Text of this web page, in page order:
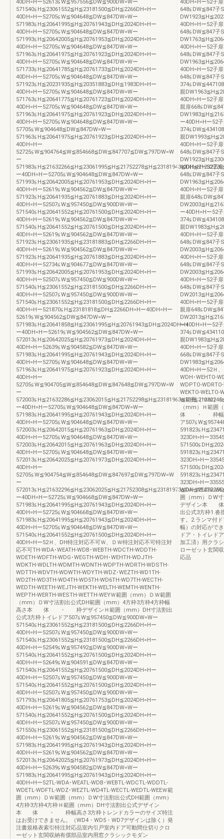
40DH=Hー52613≦W≦957556≦DW≦900DW=Wー
571540≦H≦23061552≦H≦23181500≦DH≦2266DH=Hー
40DH=Hー52705≦W≦904648≦DW≦847DW=Wー
571983≦H≦20641995≦H≦20761943≦DH≦2024DH=Hー
40DH=Hー52705≦W≦904648≦DW≦847DW=Wー
571993≦H≦20642005≦H≦20761953≦DH≦2024DH=Hー
40DH=Hー52705≦W≦904648≦DW≦847DW=Wー
571963≦H≦20641975≦H≦20761923≦DH≦2024DH=Hー
40DH=Hー52705≦W≦904648≦DW≦847DW=Wー
571733≦H≦20641785≦H≦20761733≦DH≦2024DH=Hー
40DH=Hー52705≦W≦904648≦DW≦847DW=Wー
571923≦H≦20231935≦H≦20351883≦DH≦1983DH=Hー
40DH=Hー52705≦W≦904648≦DW≦847DW=Wー
571763≦H≦20641775≦H≦20761723≦DH≦2024DH=Hー
40DH=Hー52705≦W≦904648≦DW≦847DW=Wー
571963≦H≦20641975≦H≦20761923≦DH≦2024DH=Hー
40DH=Hー52705≦W≦904648≦DW≦847DW=Wー
57705≦W≦904648≦DW≦847DW=Wー
571963≦H≦20641975≦H≦20761923≦DH≦2024DH=Hー
40DH=Hー
52725≦W≦904764≦W≦854668≦DW≦847707≦DW≦797DW=W
ー
ー40DH=Hー52705≦W≦904648≦DW≦847DW=Wー
571993≦H≦20642005≦H≦20761953≦DH≦2024DH=Hー
40DH=Hー52619≦W≦904562≦DW≦847DW=Wー
571923≦H≦20641935≦H≦20761883≦DH≦2024DH=Hー
40DH=Hー52507≦W≦957450≦DW≦900DW=Wー
571540≦H≦20641552≦H≦20761500≦DH≦2024DH=Hー
40DH=Hー52619≦W≦904562≦DW≦847DW=Wー
571540≦H≦20641552≦H≦20761500≦DH≦2024DH=Hー
40DH=Hー52619≦W≦904562≦DW≦847DW=Wー
571923≦H≦23061935≦H≦23181883≦DH≦2266DH=Hー
40DH=Hー52619≦W≦904562≦DW≦847DW=Wー
571923≦H≦20641935≦H≦20761883≦DH≦2024DH=Hー
40DH=Hー52734≦W≦904677≦DW≦847DW=Wー
571993≦H≦20642005≦H≦20761953≦DH≦2024DH=Hー
40DH=Hー52507≦W≦957450≦DW≦900DW=Wー
571540≦H≦23061552≦H≦23181500≦DH≦2266DH=Hー
40DH=Hー52507≦W≦957450≦DW≦900DW=Wー
571540≦H≦23061552≦H≦23181500≦DH≦2266DH=Hー
40DH=Hー521870≦H≦23181818≦DH≦2266DH=Hー40DH=Hー
52619≦W≦904562≦DW≦847DW=Wー
571983≦H≦20641858≦H≦23061995≦H≦20761943≦DH≦2024DH=H
ー40DH=Hー52619≦W≦904562≦DW≦847DW=Wー
572013≦H≦20642025≦H≦20761973≦DH≦2024DH=Hー
40DH=Hー52639≦W≦904582≦DW≦847DW=Wー
571983≦H≦20641995≦H≦20761943≦DH≦2024DH=Hー
40DH=Hー52705≦W≦904648≦DW≦847DW=Wー
571963≦H≦20641975≦H≦20761923≦DH≦2024DH=Hー
40DH=Hー
52705≦W≦904705≦W≦854648≦DW≦847648≦DW≦797DW=W
ー
ー40DH=Hー52705≦W≦904648≦DW≦847DW=Wー
571983≦H≦20641995≦H≦20761943≦DH≦2024DH=Hー
40DH=Hー52705≦W≦904648≦DW≦847DW=Wー
572003≦H≦20642015≦H≦20761963≦DH≦2024DH=Hー
40DH=Hー52705≦W≦904648≦DW≦847DW=Wー
572003≦H≦20642015≦H≦20761963≦DH≦2024DH=Hー
40DH=Hー52705≦W≦904648≦DW≦847DW=Wー
572013≦H≦20642025≦H≦20761973≦DH≦2024DH=Hー
40DH=Hー
52705≦W≦904754≦W≦854648≦DW≦847697≦DW≦797DW=W
ー
ー40DH=Hー52725≦W≦904668≦DW≦847DW=Wー
571983≦H≦20641995≦H≦20761943≦DH≦2024DH=Hー
40DH=Hー52725≦W≦904668≦DW≦847DW=Wー
571983≦H≦20641995≦H≦20761943≦DH≦2024DH=Hー
40DH=Hー52705≦W≦904648≦DW≦847DW=Wー
571540≦H≦20641552≦H≦20761500≦DH≦2024DH=Hー
40DH=Hー52Ｈ、DH特注対応不可Ｗ、ＤＷ特注対応不可特注対
応不可TH-WDA･WEATH-WDB･WEBTH-WDCTH-WDDTH-
WDETH-WDFTH-WDG･WEGTH-WDH･WEHTH-WDJTH-
WDKTH-WDLTH-WDMTH-WDNTH-WDPTH-WDRTH-WDSTH-
WDTTH-WDVTH-WDWTH-WDYTH-WDZ･WEZTH-WD1TH-
WD2TH-WD3TH-WD4TH-WD5TH-WD6TH-WD7TH-WECTH-
WEDTH-WEETH-WEJTH-WEKTH-WELTH-WEMTH-WENTH-
WEPTH-WERTH-WESTH-WETTH-WEYＷ範囲（mm）ＤＷ範囲
（mm）ＤW寸法割出公式DH範囲（mm）4方枠3方枠4方枠幅
高さ本 体 ・ 枠デザインＨ範囲（mm）DH寸法割出
公式3方枠トイレドア507≦W≦957450≦DW≦900DW=Wー
571540≦H≦23061552≦H≦23181500≦DH≦2266DH=Hー
40DH=Hー52507≦W≦957450≦DW≦900DW=Wー
571540≦H≦23061552≦H≦23181500≦DH≦2266DH=Hー
40DH=Hー52549≦W≦957492≦DW≦900DW=Wー
571540≦H≦20641552≦H≦20761500≦DH≦2024DH=Hー
40DH=Hー52649≦W≦904591≦DW≦847DW=Wー
571540≦H≦20641552≦H≦20761500≦DH≦2024DH=Hー
40DH=Hー52507≦W≦957450≦DW≦900DW=Wー
571540≦H≦20641552≦H≦20761500≦DH≦2024DH=Hー
40DH=Hー52507≦W≦957450≦DW≦900DW=Wー
571793≦H≦20641805≦H≦20761753≦DH≦2024DH=Hー
40DH=Hー52619≦W≦904562≦DW≦847DW=Wー
571540≦H≦20641552≦H≦20761500≦DH≦2024DH=Hー
40DH=Hー52507≦W≦957450≦DW≦900DW=Wー
571550≦H≦23061552≦H≦23181500≦DH≦2266DH=Hー
40DH=Hー52619≦W≦904562≦DW≦847DW=Wー
571983≦H≦20641995≦H≦20761943≦DH≦2024DH=Hー
40DH=Hー52619≦W≦904562≦DW≦847DW=Wー
572013≦H≦20642025≦H≦20761973≦DH≦2024DH=Hー
40DH=Hー52639≦W≦904582≦DW≦847DW=Wー
571983≦H≦20641995≦H≦20761943≦DH≦2024DH=Hー
40DH=Hー52TL-WDA･WEATL-WDB･WEBTL-WDCTL-WDDTL-
WDETL-WDFTL-WDZ･WEZTL-WD4TL-WECTL-WEDTL-WEEＷ範
囲（mm）ＤＷ範囲（mm）ＤW寸法割出公式DH範囲（mm）
4方枠3方枠4方枠Ｈ範囲（mm）DH寸法割出公式デザイン
本 体 ・ 枠幅高さ3方枠トレンドカラーのサイズ特注
はお受けできません。（WD4・WD5・WD7デザインは除く）発
注書規格表索引特注対応品室内引戸室内ドア可動間仕切りクロ
ーゼット玄関収納有償部品室内用窓クラシックモダン
40DH=Hー52子
648≦DW≦847子
40DH=Hー52子
648≦DW≦847子
40DH=Hー52子
648≦DW≦847子
40DH=Hー52子
648≦DW≦847子
親
40DH=Hー52子
親扉
ー40DH=Hー52
親
40DH=Hー52子
648≦DW≦847子
40DH=Hー52子
648≦DW≦847子
40DH=Hー52子
親扉
ー40DH=Hー52
親
40DH=Hー52子
648≦DW≦847子
40DH=Hー52子
648≦DW≦847子
40DH=Hー52子
648≦DW≦847子
40DH=Hー52子
親扉
ー40DH=Hー52
親
40DH=Hー52子
668≦DW≦847子
40DH=Hー52Ｈ
WDH･WEHTO-
WDPTO-
WEKTO-WELTO-
Ｗ範囲（mm）
（mm）Ｈ範
体 ・ 枠幅高さ
ア
323DH=Hー
323DH=Hー
323DH=Hー
WDA･WEATR-
囲（mm）ＤW
デザイン本
出公式3方枠1.沓
す。2.ランマ付
幅）の対応がで
ドア・トイレド
加工済）用クラ
ローゼット玄関
応品